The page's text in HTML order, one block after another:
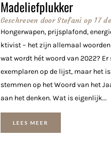
Madeliefplukker
Geschreven doorStefani op 17
Hongerwapen, prijsplafond,
ktivist – het zijn allemaal
wat wordt hét woord van 2022?
exemplaren op de lijst, maar het
stemmen op het Woord van het
aan het denken. Wat is eigenlijk...
LEES MEER